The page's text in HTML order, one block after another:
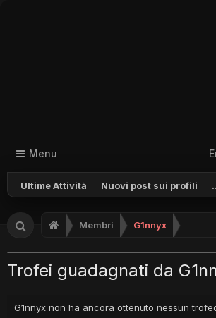
Menu
Ultime Attività Nuovi post sui profili
Membri G1nnyx
Trofei guadagnati da
G1nnyx non ha ancora ottenuto nessun